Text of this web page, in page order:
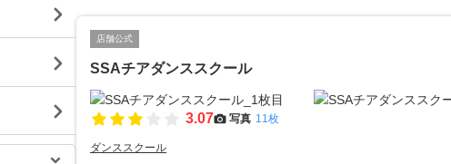
店舗公式
SSAチアダンススクール
3.07 写真 11枚
ダンススクール